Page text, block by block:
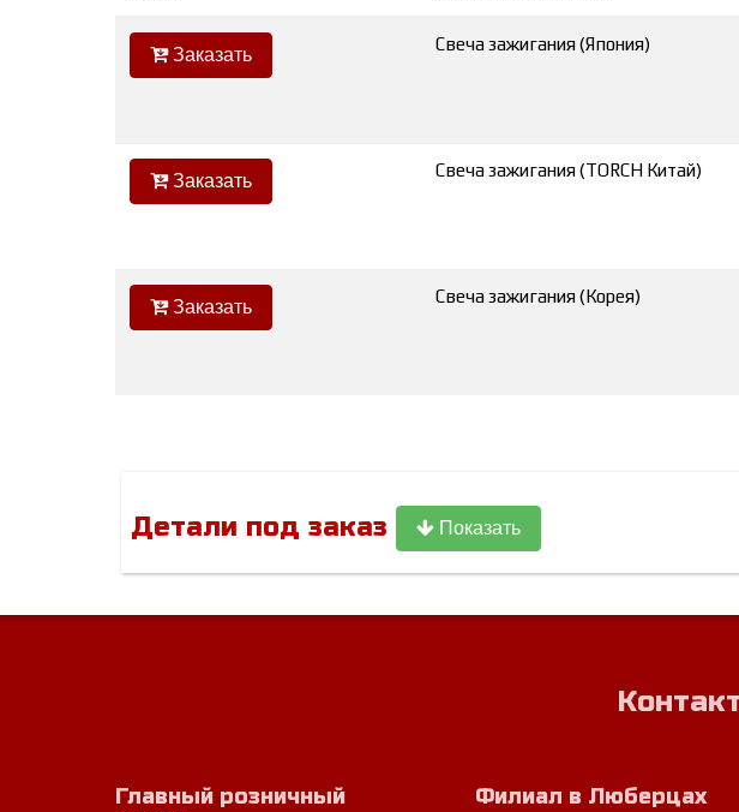
Заказать
Свеча зажигания (Япония)
Заказать
Свеча зажигания (TORCH Китай)
Заказать
Свеча зажигания (Корея)
Детали под заказ Показать
Главный розничный
Филиал в Люберцах